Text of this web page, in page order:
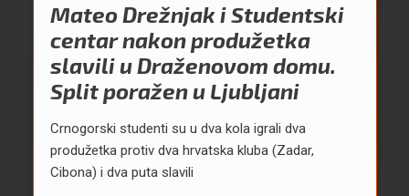
Mateo Drežnjak i Studentski
centar nakon produžetka
slavili u Draženovom domu.
Split poražen u Ljubljani
Crnogorski studenti su u dva kola igrali dva
produžetka protiv dva hrvatska kluba (Zadar,
Cibona) i dva puta slavili